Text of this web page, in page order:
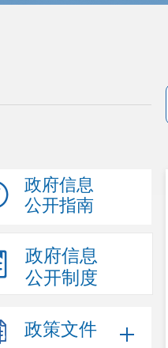
政府信息
公开指南
政府信息
公开制度
政策文件